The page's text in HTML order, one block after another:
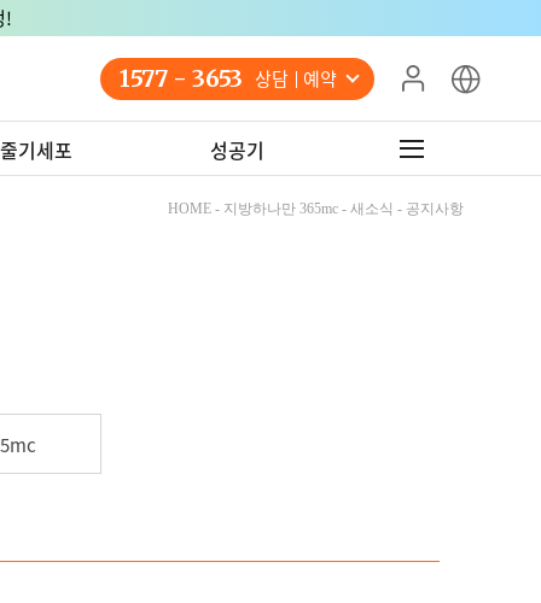
!
1577 - 3653 상담 예약
기세포 성공기
HOME - 지방하나만 365mc - 새소식 - 공지사항